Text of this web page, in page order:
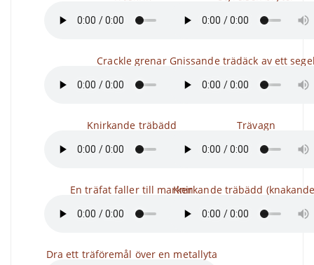
Crackle grenar
Knirkande träbädd
En träfat faller till marken
Dra ett träföremål över en metallyta
Gnissande trädäck av ett
Trävagn
Knirkande träbädd